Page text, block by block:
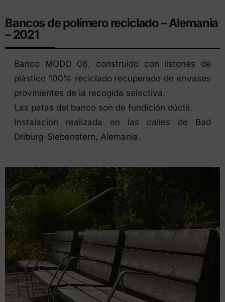
Bancos de polímero reciclado – Alemania
– 2021
Banco MODO 08, construido con listones de
plástico 100% reciclado recuperado de envases
provinientes de la recogida selectiva.
Las patas del banco son de fundición dúctil.
Instalación realizada en las calles de Bad
Driburg-Siebenstern, Alemania.